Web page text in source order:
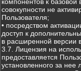
совокупности не
Пользователя;
• посредством
доступ к
в расширенной версии
3.7. Лицензия на
предоставляется
установленного за нее